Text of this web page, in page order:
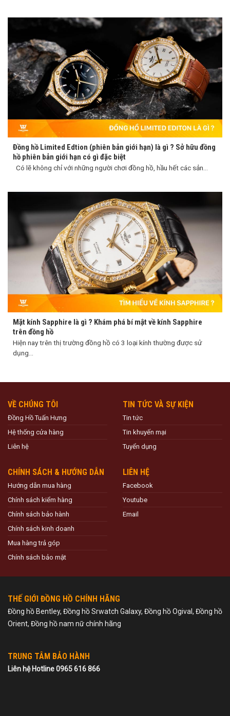
Đồng hồ Limited Edtion (phiên bản giới hạn) là gì ? Sở hữu đồng
hồ phiên bản giới hạn có gì đặc biệt
Có lẽ không chỉ với những người chơi đồng hồ, hầu hết các sản...
Mặt kính Sapphire là gì ? Khám phá bí mật về kính Sapphire
trên đồng hồ
Hiện nay trên thị trường đồng hồ có 3 loại kính thường được sử
dụng...
VỀ CHÚNG TÔI
Đồng Hồ Tuấn Hưng
Hệ thống cửa hàng
Liên hệ
TIN TỨC VÀ SỰ KIỆN
Tin tức
Tin khuyến mại
Tuyển dụng
CHÍNH SÁCH & HƯỚNG DẪN
Hướng dẫn mua hàng
Chính sách kiểm hàng
Chính sách bảo hành
Chính sách kinh doanh
Mua hàng trả góp
Chính sách bảo mật
LIÊN HỆ
Facebook
Youtube
Email
THẾ GIỚI ĐỒNG HỒ CHÍNH HÃNG
Đồng hồ Bentley, Đồng hồ Srwatch Galaxy, Đồng hồ Ogival, Đồng hồ
Orient, Đồng hồ nam nữ chính hãng
TRUNG TÂM BẢO HÀNH
Liên hệ Hotline 0965 616 866